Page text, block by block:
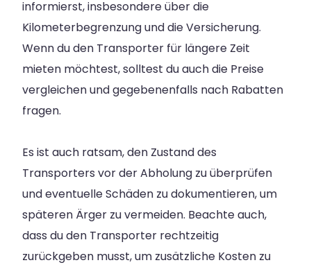
informierst, insbesondere über die
Kilometerbegrenzung und die Versicherung.
Wenn du den Transporter für längere Zeit
mieten möchtest, solltest du auch die Preise
vergleichen und gegebenenfalls nach Rabatten
fragen.
Es ist auch ratsam, den Zustand des
Transporters vor der Abholung zu überprüfen
und eventuelle Schäden zu dokumentieren, um
späteren Ärger zu vermeiden. Beachte auch,
dass du den Transporter rechtzeitig
zurückgeben musst, um zusätzliche Kosten zu